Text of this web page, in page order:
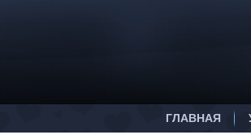
ГЛАВНАЯ